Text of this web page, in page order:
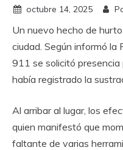
octubre 14, 2025
Un nuevo hecho de
ciudad. Según informó la
911 se solicitó presencia
había registrado la
Al arribar al lugar, los
quien manifestó que
faltante de varias